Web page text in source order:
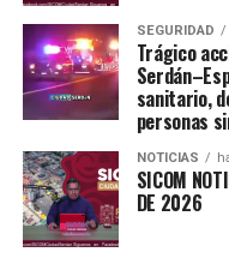
SEGURIDAD
Trágico
sanitario,
personas
NOTICIAS
SICOM
DE 2026